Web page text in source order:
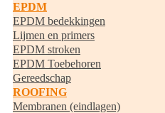
EPDM
EPDM bedekkingen
Lijmen en primers
EPDM stroken
EPDM Toebehoren
Gereedschap
ROOFING
Membranen (eindlagen)